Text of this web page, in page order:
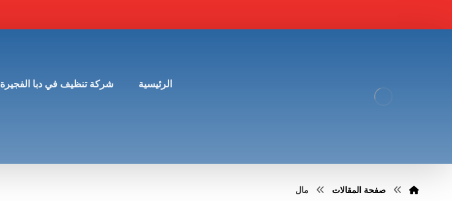
الرئيسية شركة تنظيف في دبا الفجيرة
صفحة المقالات مال